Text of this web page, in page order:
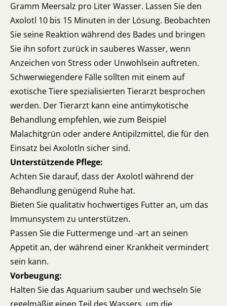
Gramm Meersalz pro Liter Wasser. Lassen Sie den
Axolotl 10 bis 15 Minuten in der Lösung. Beobachten
Sie seine Reaktion während des Bades und bringen
Sie ihn sofort zurück in sauberes Wasser, wenn
Anzeichen von Stress oder Unwohlsein auftreten.
Schwerwiegendere Fälle sollten mit einem auf
exotische Tiere spezialisierten Tierarzt besprochen
werden. Der Tierarzt kann eine antimykotische
Behandlung empfehlen, wie zum Beispiel
Malachitgrün oder andere Antipilzmittel, die für den
Einsatz bei Axolotln sicher sind.
Unterstützende Pflege:
Achten Sie darauf, dass der Axolotl während der
Behandlung genügend Ruhe hat.
Bieten Sie qualitativ hochwertiges Futter an, um das
Immunsystem zu unterstützen.
Passen Sie die Futtermenge und -art an seinen
Appetit an, der während einer Krankheit vermindert
sein kann.
Vorbeugung:
Halten Sie das Aquarium sauber und wechseln Sie